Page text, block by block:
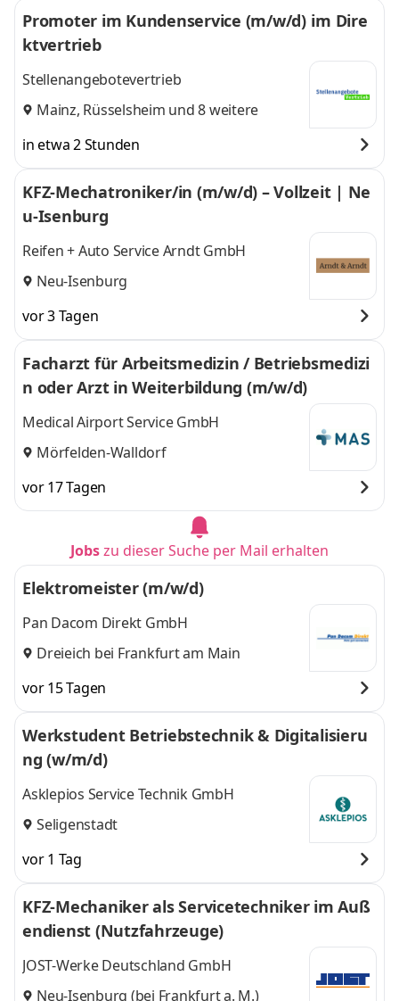
Promoter im Kundenservice (m/w/d) im Dire
ktvertrieb
Stellenangebotevertrieb
Mainz, Rüsselsheim und 8 weitere
in etwa 2 Stunden
KFZ-Mechatroniker/in (m/w/d) – Vollzeit | Ne
u-Isenburg
Reifen + Auto Service Arndt GmbH
Neu-Isenburg
vor 3 Tagen
Facharzt für Arbeitsmedizin / Betriebsmedizi
n oder Arzt in Weiterbildung (m/w/d)
Medical Airport Service GmbH
Mörfelden-Walldorf
vor 17 Tagen
Jobszu dieser Suche per Mail erhalten
Elektromeister (m/w/d)
Pan Dacom Direkt GmbH
Dreieich bei Frankfurt am Main
vor 15 Tagen
Werkstudent Betriebstechnik & Digitalisieru
ng (w/m/d)
Asklepios Service Technik GmbH
Seligenstadt
vor 1 Tag
KFZ-Mechaniker als Servicetechniker im Auß
endienst (Nutzfahrzeuge)
JOST-Werke Deutschland GmbH
Neu-Isenburg (bei Frankfurt a. M.)